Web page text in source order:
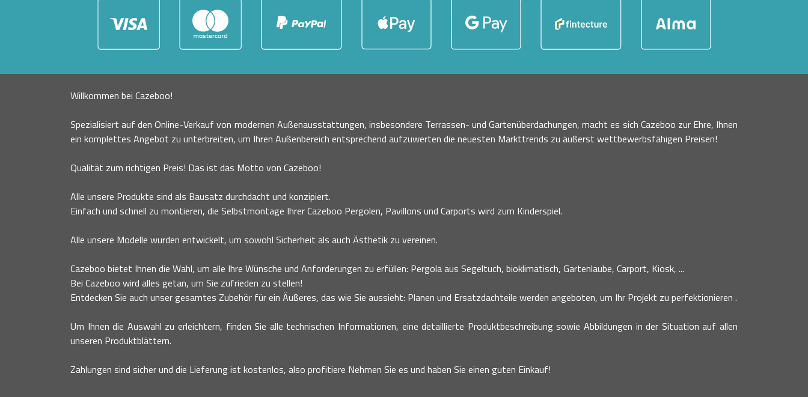
Willkommen bei Cazeboo!
Spezialisiert auf den Online-Verkauf von modernen Außenausstattungen, insbesondere Terrassen- und Gartenüberdachungen, macht es sich Cazeboo zur Ehre, Ihnen
ein komplettes Angebot zu unterbreiten, um Ihren Außenbereich entsprechend aufzuwerten die neuesten Markttrends zu äußerst wettbewerbsfähigen Preisen!
Qualität zum richtigen Preis! Das ist das Motto von Cazeboo!
Alle unsere Produkte sind als Bausatz durchdacht und konzipiert.
Einfach und schnell zu montieren, die Selbstmontage Ihrer Cazeboo Pergolen, Pavillons und Carports wird zum Kinderspiel.
Alle unsere Modelle wurden entwickelt, um sowohl Sicherheit als auch Ästhetik zu vereinen.
Cazeboo bietet Ihnen die Wahl, um alle Ihre Wünsche und Anforderungen zu erfüllen: Pergola aus Segeltuch, bioklimatisch, Gartenlaube, Carport, Kiosk, ...
Bei Cazeboo wird alles getan, um Sie zufrieden zu stellen!
Entdecken Sie auch unser gesamtes Zubehör für ein Äußeres, das wie Sie aussieht: Planen und Ersatzdachteile werden angeboten, um Ihr Projekt zu perfektionieren .
Um Ihnen die Auswahl zu erleichtern, finden Sie alle technischen Informationen, eine detaillierte Produktbeschreibung sowie Abbildungen in der Situation auf allen
unseren Produktblättern.
Zahlungen sind sicher und die Lieferung ist kostenlos, also profitiere Nehmen Sie es und haben Sie einen guten Einkauf!